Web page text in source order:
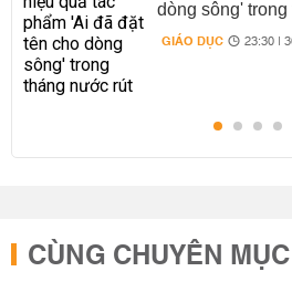
dòng sông'
rút
GIÁO DỤC 23:30 |
CÙNG CHUYÊN MỤC